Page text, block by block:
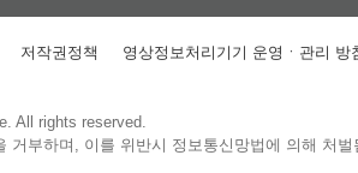
저작권정책 영상정보처리기기 운영ㆍ관리 방
All rights reserved.
부하며, 이를 위반시 정보통신망법에 의해 처